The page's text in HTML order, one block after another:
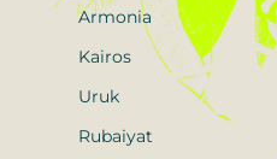
Armonia
Kairos
Uruk
Rubaiyat